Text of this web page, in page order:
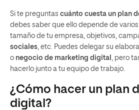
Si te preguntas cuánto cuesta un plan
debes saber que ello depende de
tamaño de tu empresa, objetivos,
sociales , etc. Puedes delegar su
o negocio de marketing digital
, pero
hacerlo junto a tu equipo de trabajo.
¿Cómo hacer un plan
digital?